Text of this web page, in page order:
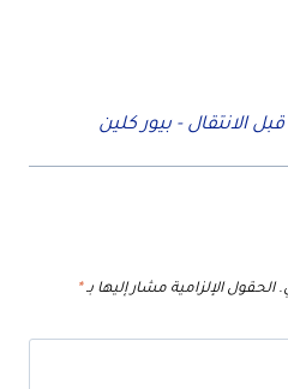
الانتقال - بيور كلين
الحقول الإلزامية مشار إليها بـ*